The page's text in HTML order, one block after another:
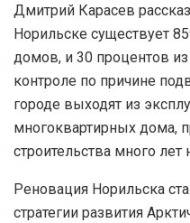
Дмитрий Карасев
Норильске существует
домов, и 30 процентов
контроле по причине
городе выходят из
многоквартирных дома,
строительства много лет
Реновация Норильска
стратегии развития